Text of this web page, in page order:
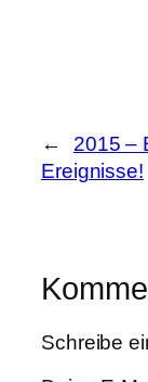
←
2015 –
Ereignisse!
Schreibe